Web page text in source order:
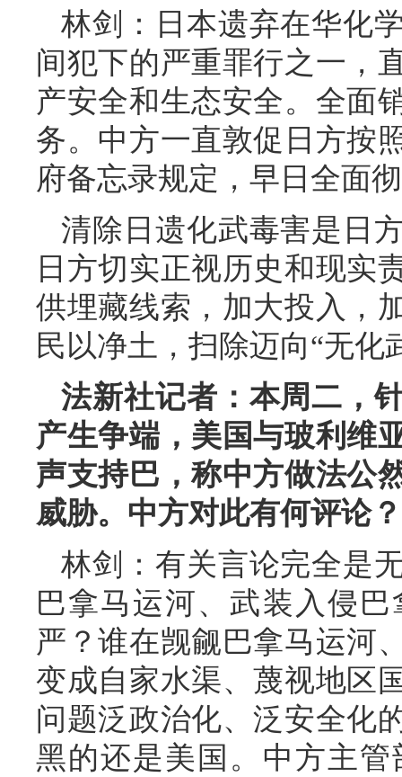
林剑：日本遗弃在华化
间犯下的严重罪行之一，
产安全和生态安全。全面
务。中方一直敦促日方按
府备忘录规定，早日全面
清除日遗化武毒害是日
日方切实正视历史和现实
供埋藏线索，加大投入，
民以净土，扫除迈向“无化
法新社记者：本周二，
产生争端，美国与玻利维
声支持巴，称中方做法公
威胁。中方对此有何评论？
林剑：有关言论完全是
巴拿马运河、武装入侵
严？谁在觊觎巴拿马运河
变成自家水渠、蔑视地区
问题泛政治化、泛安全化
黑的还是美国。中方主